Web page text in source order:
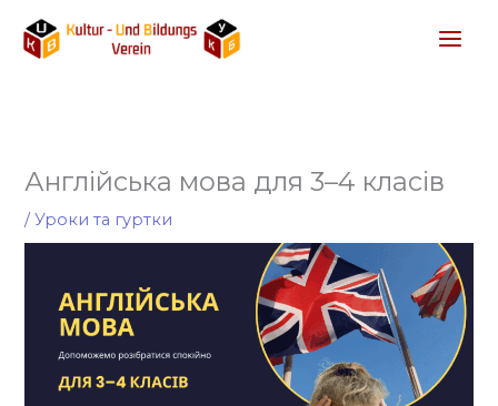
вмісту
Англійська мова для 3–4 класів
/Уроки та гуртки